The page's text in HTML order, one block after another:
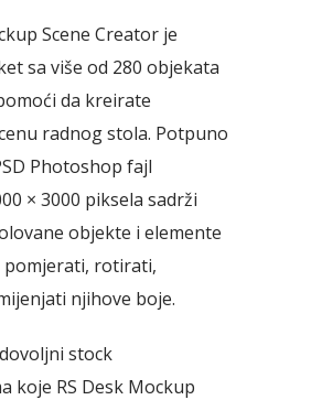
Scene Creator je
sa više od 280 objekata
da kreirate
radnog stola. Potpuno
Photoshop fajl
× 3000 piksela sadrži
objekte i elemente
pomjerati, rotirati,
njihove boje.
stock
koje RS Desk Mockup